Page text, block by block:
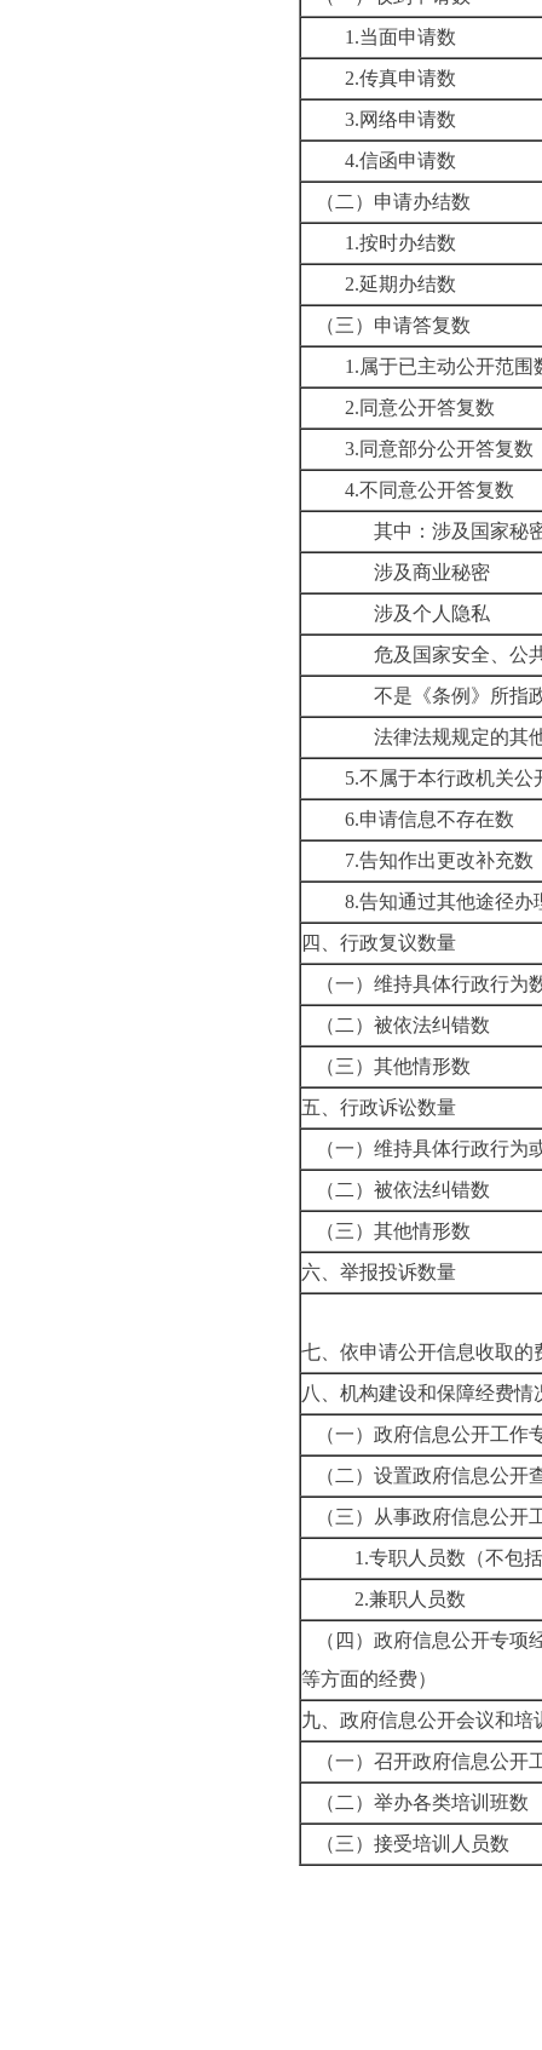
1.当面申请数
2.传真申请数
3.网络申请数
4.信函申请数
（二）申请办结数
1.按时办结数
2.延期办结数
（三）申请答复数
1.属于已主动公开范围
2.同意公开答复数
3.同意部分公开答复数
4.不同意公开答复数
其中：涉及国家秘
涉及商业秘密
涉及个人隐私
危及国家安全、公
不是《条例》所指
法律法规规定的其
5.不属于本行政机关公
6.申请信息不存在数
7.告知作出更改补充数
8.告知通过其他途径办
四、行政复议数量
（一）维持具体行政行为
（二）被依法纠错数
（三）其他情形数
五、行政诉讼数量
（一）维持具体行政行为
（二）被依法纠错数
（三）其他情形数
六、举报投诉数量
七、依申请公开信息收取的
八、机构建设和保障经费情
（一）政府信息公开工作
（二）设置政府信息公开
（三）从事政府信息公开
1.专职人员数（不包
2.兼职人员数
（四）政府信息公开专
等方面的经费）
九、政府信息公开会议和培
（一）召开政府信息公开
（二）举办各类培训班数
（三）接受培训人员数